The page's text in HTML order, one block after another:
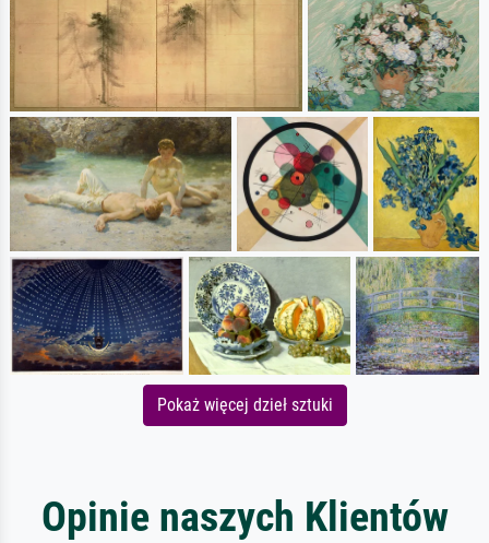
Pokaż więcej dzieł sztuki
Opinie naszych Klientów